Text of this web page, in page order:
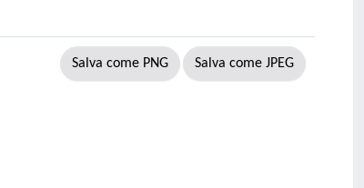
Salva come PNG Salva come JPEG